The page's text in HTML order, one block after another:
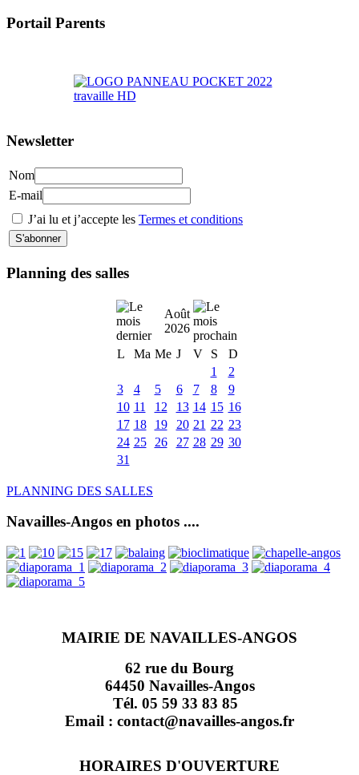
Portail Parents
Newsletter
Nom
E-mail
J’ai lu et j’accepte les Termes et conditions
Planning des salles
Août
2026
L
Ma Me J V S
D
1
2
3
4 5 6 7 8
9
10 11 12 13 14 15 16
17 18 19 20 21 22 23
24 25 26 27 28 29 30
31
PLANNING DES SALLES
Navailles-Angos en photos ....
MAIRIE DE NAVAILLES-ANGOS
62 rue du Bourg
64450 Navailles-Angos
Tél. 05 59 33 83 85
Email : contact@navailles-angos.fr
HORAIRES D'OUVERTURE